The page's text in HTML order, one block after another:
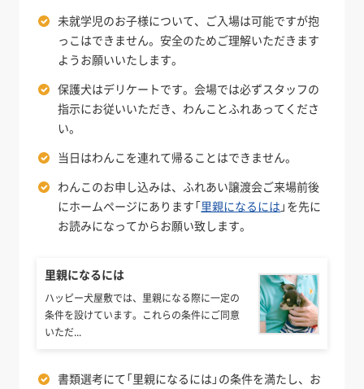
未就学児のお子様について、ご入場は可能ですが抱
っこはできません。安全のためご理解いただきます
ようお願いいたします。
保護犬はデリケートです。会場では必ずスタッフの
指示にお従いいただき、わんことふれあってくださ
い。
当日はわんこを連れて帰ることはできません。
わんこのお申し込みは、ふれあい譲渡会ご来場前後
にホームページにあります「里親になるには 」を先に
お読みになってからお願い致します。
里親になるには
ハッピー犬屋敷では、里親になる際に一定の
条件を設けています。これらの条件にご同意
いただ...
書類選考にて「里親になるには」の条件を満たし、お